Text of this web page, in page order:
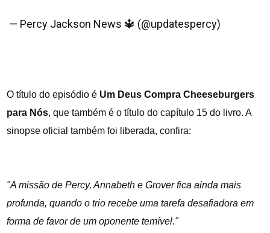
— Percy Jackson News 🔱 (@updatespercy)
O título do episódio é Um Deus Compra Cheeseburgers
para Nós, que também é o título do capítulo 15 do livro. A
sinopse oficial também foi liberada, confira:
"A missão de Percy, Annabeth e Grover fica ainda mais
profunda, quando o trio recebe uma tarefa desafiadora em
forma de favor de um oponente temível."